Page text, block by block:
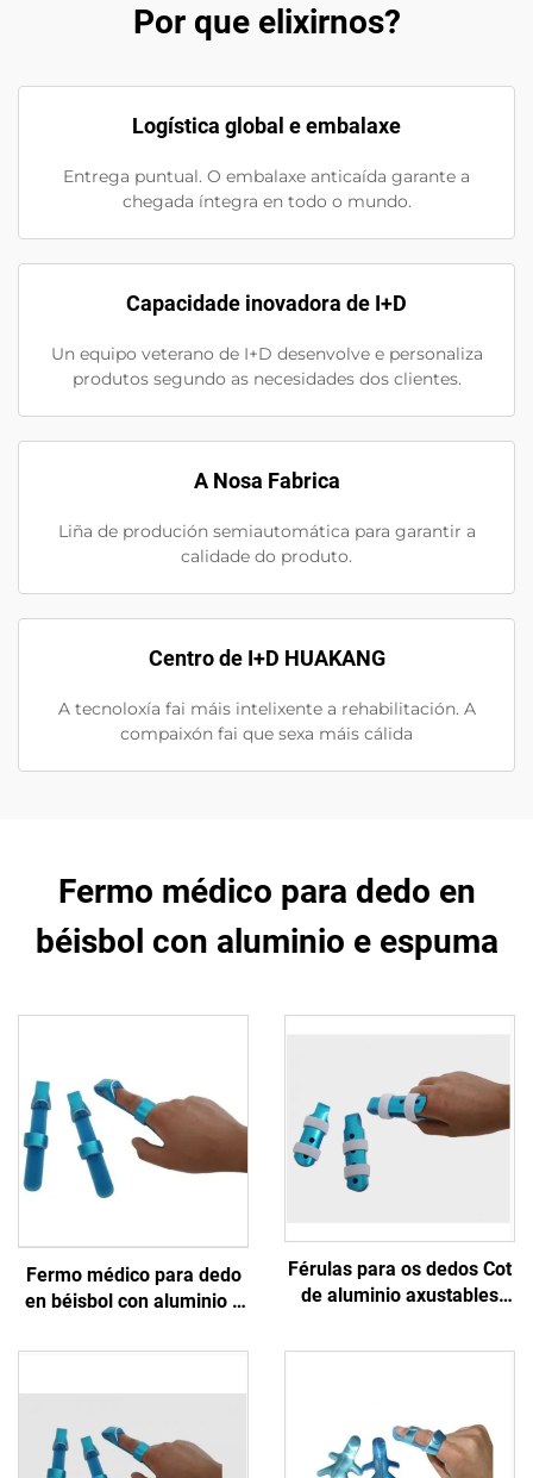
Por que elixirnos?
Logística global e embalaxe
Entrega puntual. O embalaxe anticaída garante a
chegada íntegra en todo o mundo.
Capacidade inovadora de I+D
Un equipo veterano de I+D desenvolve e personaliza
produtos segundo as necesidades dos clientes.
A Nosa Fabrica
Liña de produción semiautomática para garantir a
calidade do produto.
Centro de I+D HUAKANG
A tecnoloxía fai máis intelixente a rehabilitación. A
compaixón fai que sexa máis cálida
Fermo médico para dedo en
béisbol con aluminio e espuma
Fermo médico para dedo
en béisbol con aluminio e
Férulas para os dedos Cot
de aluminio axustables
protección ou